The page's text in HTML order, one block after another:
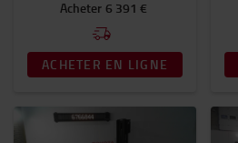
Acheter 6 391 €
ACHETER EN LIGNE